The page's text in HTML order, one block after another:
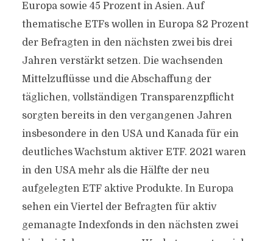
Europa sowie 45 Prozent in Asien. Auf
thematische ETFs wollen in Europa 82 Prozent
der Befragten in den nächsten zwei bis drei
Jahren verstärkt setzen. Die wachsenden
Mittelzuflüsse und die Abschaffung der
täglichen, vollständigen Transparenzpflicht
sorgten bereits in den vergangenen Jahren
insbesondere in den USA und Kanada für ein
deutliches Wachstum aktiver ETF. 2021 waren
in den USA mehr als die Hälfte der neu
aufgelegten ETF aktive Produkte. In Europa
sehen ein Viertel der Befragten für aktiv
gemanagte Indexfonds in den nächsten zwei